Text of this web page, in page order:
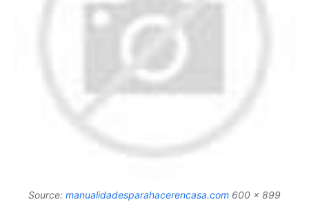
Source: manualidadesparahacerencasa.com 600 x 899